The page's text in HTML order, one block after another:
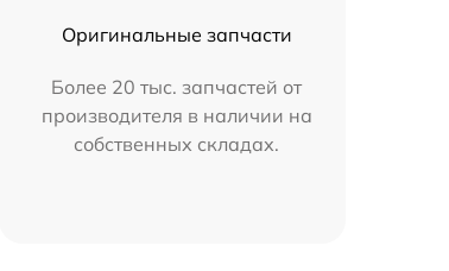
Оригинальные запчасти
Более 20 тыс. запчастей от
производителя в наличии на
собственных складах.